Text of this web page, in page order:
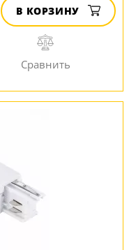
В КОРЗИНУ